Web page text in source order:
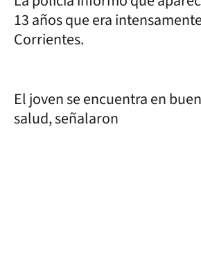
13 años que era
Corrientes.
El joven se encuentra en
salud, señalaron